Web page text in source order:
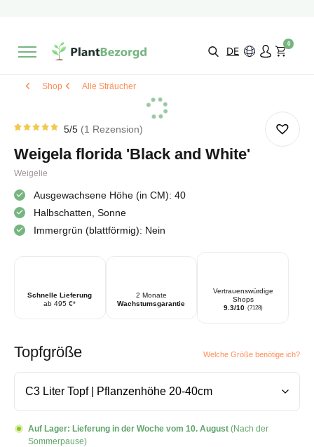
Wähle selbst
DE
0
Shop Alle Sträucher
von 5
basierend
Kundenbewertung
5/5 1 Rezension
Weigela florida 'Black and White'
Weigelie
Ausgewachsene Höhe (in CM): 40
Halbschatten, Sonne
Immergrün (blattförmig): Nein
Schnelle Lieferung
ab 495 €*
2 Monate
Wachstumsgarantie
Vertrauenswürdige
Shops
9.3/10 (7128)
Topfgröße Welche Größe benötige ich?
Auf Lager: Lieferung in der Woche vom 10. August (Nach der
Sommerpause)